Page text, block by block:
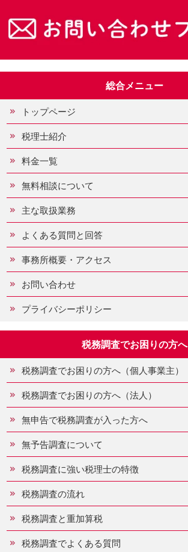
総合メニュー
トップページ
税理士紹介
料金一覧
無料相談について
主な取扱業務
よくある質問と回答
事務所概要・アクセス
お問い合わせ
プライバシーポリシー
税務調査でお困りの方へ
税務調査でお困りの方へ（個人事業主）
税務調査でお困りの方へ（法人）
無申告で税務調査が入った方へ
無予告調査について
税務調査に強い税理士の特徴
税務調査の流れ
税務調査と重加算税
税務調査でよくある質問